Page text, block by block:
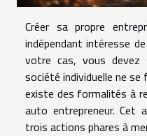
Créer sa propre
indépendant intéresse
votre cas, vous devez
société individuelle ne se
existe des formalités à
auto entrepreneur. Cet
trois actions phares à